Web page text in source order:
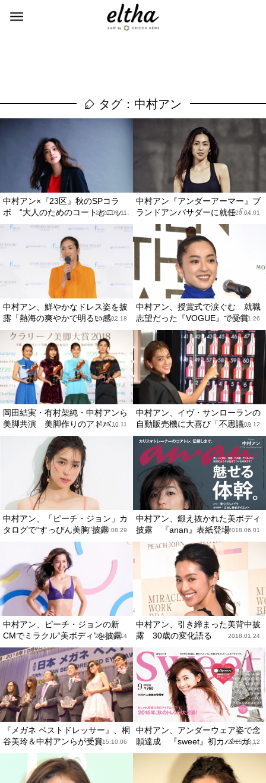
タグ：中村アン
中村アン×『23区』秋のSPコラ
ボ “大人のためのコートとニッ...
2020.09.11
中村アン『アンダーアーマー』ブ
ランドアンバサダーに就任「...
2020.04.01
中村アン、鮮やかなドレス姿を披
露「熱海の爽やかで明るい感...
2019.02.18
中村アン、授賞式で涙ぐむ 就職
志望だった『VOGUE』で受賞
2018.11.26
岡田結実・有村架純・中村アンら
美脚共演 美脚作りのアドバ...
2018.10.11
中村アン、イヴ・サンローランの
自動販売機に大喜び「不思議...
2018.09.12
中村アン、「ピーチ・ジョン」カ
タログで“すっぴん美胸”披露2018.08.29
中村アン、鍛え抜かれた美ボディ
披露 『anan』表紙登場2018.06.01
中村アン、ピーチ・ジョンの新
CMでミラクル“美ボディ”を披露
2018.05.14
中村アン、引き締まった美背中披
露 30歳の変化語る
2018.01.24
『メガネ ベストドレッサー』、桐
谷美玲＆中村アンらが受賞2015.10.06
中村アン、アンダーウェア姿で念
願達成 『sweet』初カバーガ...
2015.08.12